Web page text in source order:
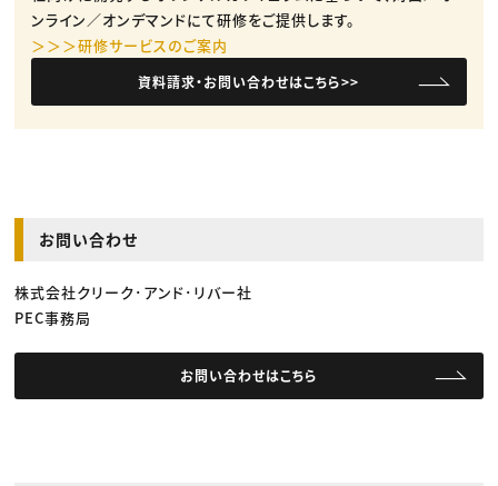
ンライン／オンデマンドにて研修をご提供します。
＞＞＞研修サービスのご案内
資料請求・お問い合わせはこちら>>
お問い合わせ
株式会社クリーク･アンド･リバー社
PEC事務局
お問い合わせはこちら